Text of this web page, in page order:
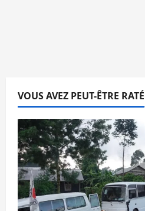
VOUS AVEZ PEUT-ÊTRE RATÉ